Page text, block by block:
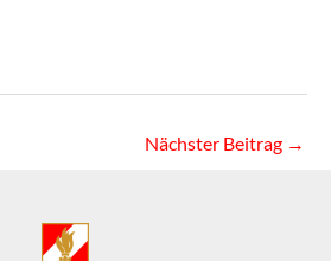
Nächster Beitrag →